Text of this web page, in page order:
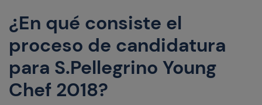
¿En qué consiste el
proceso de candidatura
para S.Pellegrino Young
Chef 2018?